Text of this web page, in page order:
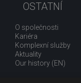
OSTATNÍ
O společnosti
Kariéra
Komplexní služby
Aktuality
Our history (EN)